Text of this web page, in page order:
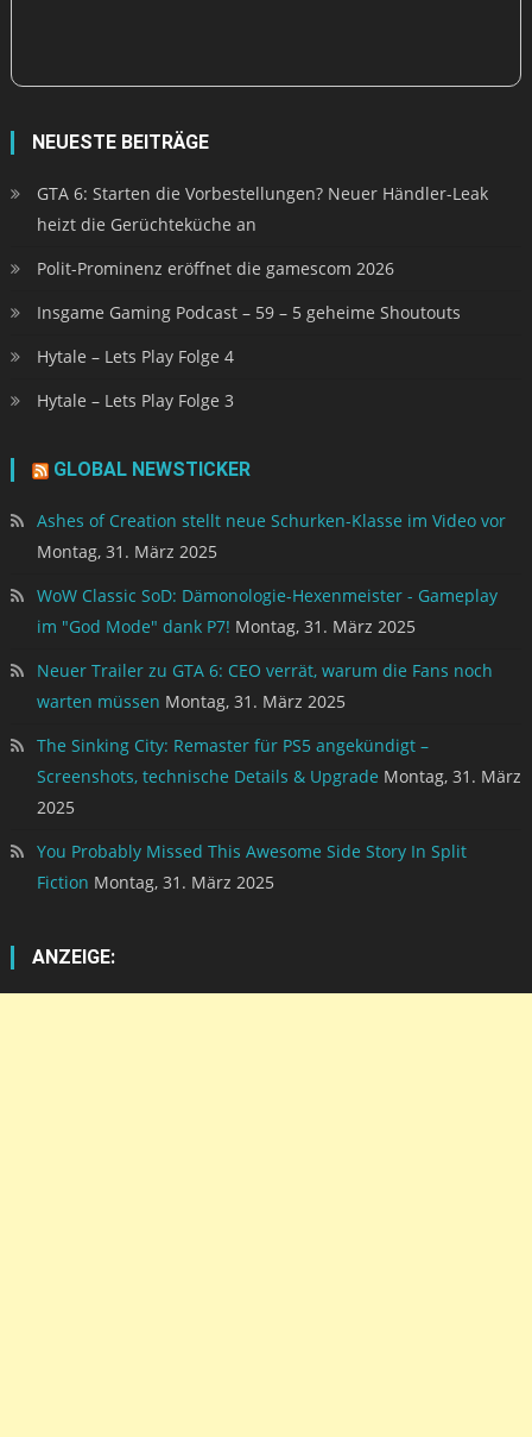
NEUESTE BEITRÄGE
GTA 6: Starten die Vorbestellungen? Neuer Händler-Leak
heizt die Gerüchteküche an
Polit-Prominenz eröffnet die gamescom 2026
Insgame Gaming Podcast – 59 – 5 geheime Shoutouts
Hytale – Lets Play Folge 4
Hytale – Lets Play Folge 3
GLOBAL NEWSTICKER
Ashes of Creation stellt neue Schurken-Klasse im Video vor
Montag, 31. März 2025
WoW Classic SoD: Dämonologie-Hexenmeister - Gameplay
im "God Mode" dank P7! Montag, 31. März 2025
Neuer Trailer zu GTA 6: CEO verrät, warum die Fans noch
warten müssen Montag, 31. März 2025
The Sinking City: Remaster für PS5 angekündigt –
Screenshots, technische Details & Upgrade Montag, 31. März
2025
You Probably Missed This Awesome Side Story In Split
Fiction Montag, 31. März 2025
ANZEIGE: